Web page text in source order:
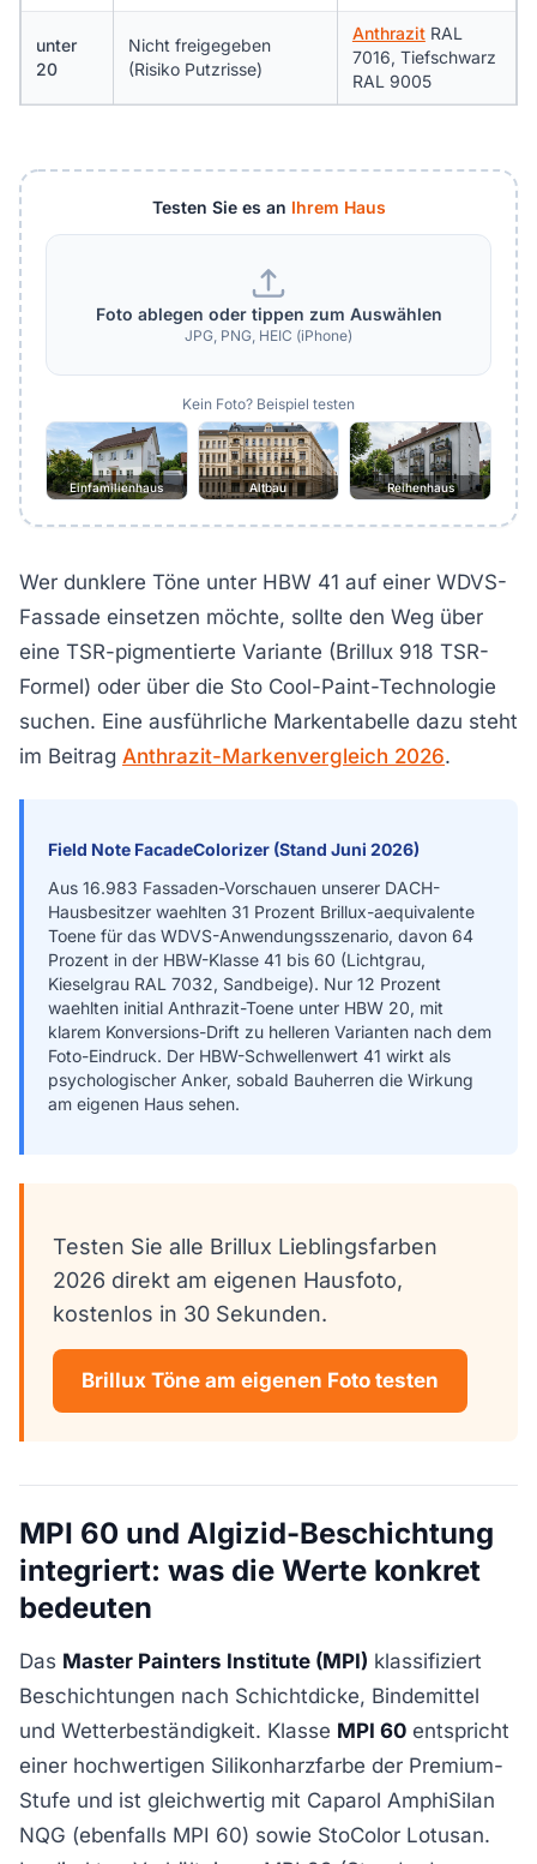
unter
20
Nicht freigegeben
(Risiko Putzrisse)
AnthrazitRAL
7016, Tiefschwarz
RAL 9005
Testen Sie es an Ihrem Haus
Foto ablegen oder tippen zum Auswählen
JPG, PNG, HEIC (iPhone)
Kein Foto? Beispiel testen
Einfamilienhaus Altbau Reihenhaus
Wer dunklere Töne unter HBW 41 auf einer WDVS-
Fassade einsetzen möchte, sollte den Weg über
eine TSR-pigmentierte Variante (Brillux 918 TSR-
Formel) oder über die Sto Cool-Paint-Technologie
suchen. Eine ausführliche Markentabelle dazu steht
im Beitrag Anthrazit-Markenvergleich 2026.
Field Note FacadeColorizer (Stand Juni 2026)
Aus 16.983 Fassaden-Vorschauen unserer DACH-
Hausbesitzer waehlten 31 Prozent Brillux-aequivalente
Toene für das WDVS-Anwendungsszenario, davon 64
Prozent in der HBW-Klasse 41 bis 60 (Lichtgrau,
Kieselgrau RAL 7032, Sandbeige). Nur 12 Prozent
waehlten initial Anthrazit-Toene unter HBW 20, mit
klarem Konversions-Drift zu helleren Varianten nach dem
Foto-Eindruck. Der HBW-Schwellenwert 41 wirkt als
psychologischer Anker, sobald Bauherren die Wirkung
am eigenen Haus sehen.
Testen Sie alle Brillux Lieblingsfarben
2026 direkt am eigenen Hausfoto,
kostenlos in 30 Sekunden.
Brillux Töne am eigenen Foto testen
MPI 60 und Algizid-Beschichtung
integriert: was die Werte konkret
bedeuten
Das Master Painters Institute (MPI) klassifiziert
Beschichtungen nach Schichtdicke, Bindemittel
und Wetterbeständigkeit. Klasse MPI 60 entspricht
einer hochwertigen Silikonharzfarbe der Premium-
Stufe und ist gleichwertig mit Caparol AmphiSilan
NQG (ebenfalls MPI 60) sowie StoColor Lotusan.